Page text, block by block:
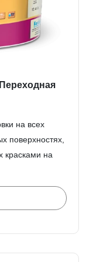
на всех
поверхностях,
красками на